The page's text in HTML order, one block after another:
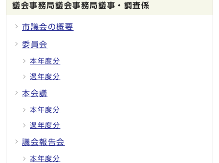
議会事務局議会事務局議事・調査係
市議会の概要
委員会
本年度分
過年度分
本会議
本年度分
過年度分
議会報告会
本年度分